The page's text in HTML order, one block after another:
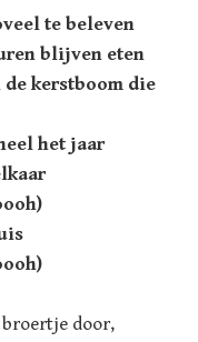
te beleven
blijven eten
kerstboom die
het jaar
door,